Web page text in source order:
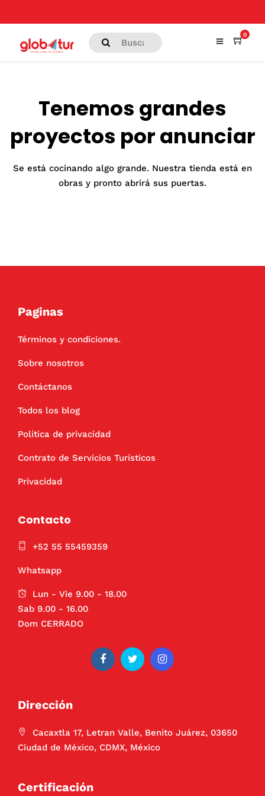
0
Tenemos grandes
proyectos por anunciar
Se está cocinando algo grande. Nuestra tienda está en
obras y pronto abrirá sus puertas.
Paginas
Términos y condiciones.
Sobre nosotros
Contáctanos
Todos los blog
Política de privacidad
Contrato de Servicios Turísticos
Privacidad
Contacto
+52 55 55459359
Whatsapp
Lun - Vie 9.00 - 18.00
Sab 9.00 - 16.00
Dom CERRADO
Dirección
Cacaxtla 17, Letran Valle, Benito Juárez, 03650
Ciudad de México, CDMX, México
Certificación